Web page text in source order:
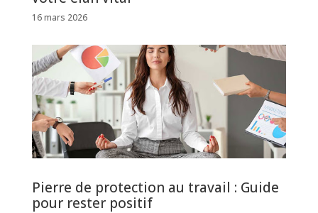
16 mars 2026
Pierre de protection au travail : Guide
pour rester positif